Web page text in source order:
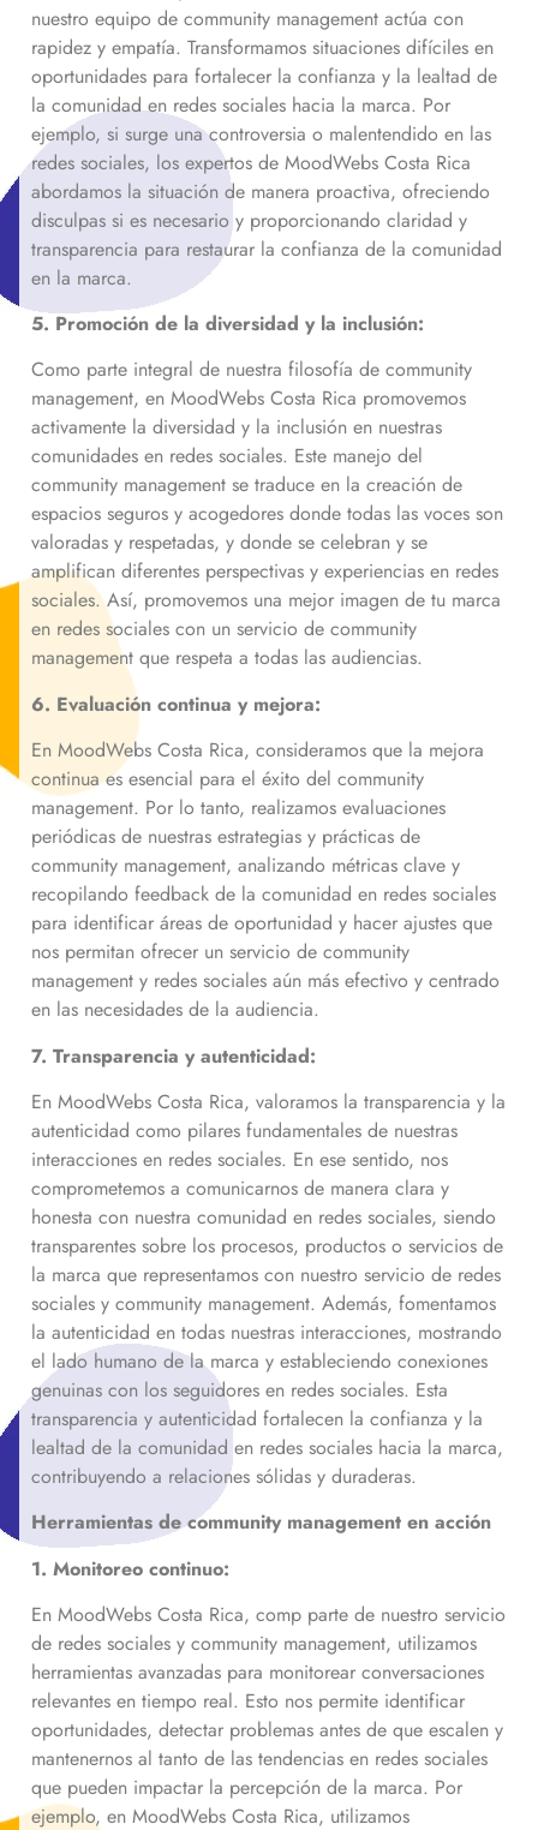
nuestro equipo de community management actúa con
rapidez y empatía. Transformamos situaciones difíciles en
oportunidades para fortalecer la confianza y la lealtad de
la comunidad en redes sociales hacia la marca. Por
ejemplo, si surge una controversia o malentendido en las
redes sociales, los expertos de MoodWebs Costa Rica
abordamos la situación de manera proactiva, ofreciendo
disculpas si es necesario y proporcionando claridad y
transparencia para restaurar la confianza de la comunidad
en la marca.
5. Promoción de la diversidad y la inclusión:
Como parte integral de nuestra filosofía de community
management, en MoodWebs Costa Rica promovemos
activamente la diversidad y la inclusión en nuestras
comunidades en redes sociales. Este manejo del
community management se traduce en la creación de
espacios seguros y acogedores donde todas las voces son
valoradas y respetadas, y donde se celebran y se
amplifican diferentes perspectivas y experiencias en redes
sociales. Así, promovemos una mejor imagen de tu marca
en redes sociales con un servicio de community
management que respeta a todas las audiencias.
6. Evaluación continua y mejora:
En MoodWebs Costa Rica, consideramos que la mejora
continua es esencial para el éxito del community
management. Por lo tanto, realizamos evaluaciones
periódicas de nuestras estrategias y prácticas de
community management, analizando métricas clave y
recopilando feedback de la comunidad en redes sociales
para identificar áreas de oportunidad y hacer ajustes que
nos permitan ofrecer un servicio de community
management y redes sociales aún más efectivo y centrado
en las necesidades de la audiencia.
7. Transparencia y autenticidad:
En MoodWebs Costa Rica, valoramos la transparencia y la
autenticidad como pilares fundamentales de nuestras
interacciones en redes sociales. En ese sentido, nos
comprometemos a comunicarnos de manera clara y
honesta con nuestra comunidad en redes sociales, siendo
transparentes sobre los procesos, productos o servicios de
la marca que representamos con nuestro servicio de redes
sociales y community management. Además, fomentamos
la autenticidad en todas nuestras interacciones, mostrando
el lado humano de la marca y estableciendo conexiones
genuinas con los seguidores en redes sociales. Esta
transparencia y autenticidad fortalecen la confianza y la
lealtad de la comunidad en redes sociales hacia la marca,
contribuyendo a relaciones sólidas y duraderas.
Herramientas de community management en acción
1. Monitoreo continuo:
En MoodWebs Costa Rica, comp parte de nuestro servicio
de redes sociales y community management, utilizamos
herramientas avanzadas para monitorear conversaciones
relevantes en tiempo real. Esto nos permite identificar
oportunidades, detectar problemas antes de que escalen y
mantenernos al tanto de las tendencias en redes sociales
que pueden impactar la percepción de la marca. Por
ejemplo, en MoodWebs Costa Rica, utilizamos